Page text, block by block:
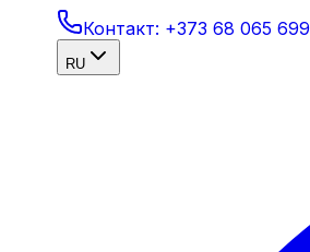
Контакт: +373 68 065 699
RU